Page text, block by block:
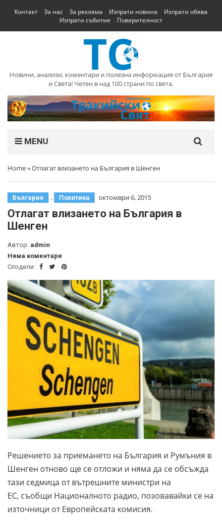
Контакт За нас За реклама Изпрати новина
Изпрати обява
Изпрати събитие
Поверителност
Новини, анализи, коментари и полезна информация от България
и Света! Четен в над 100 страни по света.
MENU
Home»Отлагат влизането на България в Шенген
България , Политика октомври 6, 2015
Отлагат влизането на България в
Шенген
Автор: admin
Няма коментари
Сподели:
Решението за приемането на България и Румъния в
Шенген отново ще се отложи и няма да се обсъжда
тази седмица от вътрешните министри на
ЕС, съобщи Националното радио, позовавайки се на
източници от Европейската комисия.